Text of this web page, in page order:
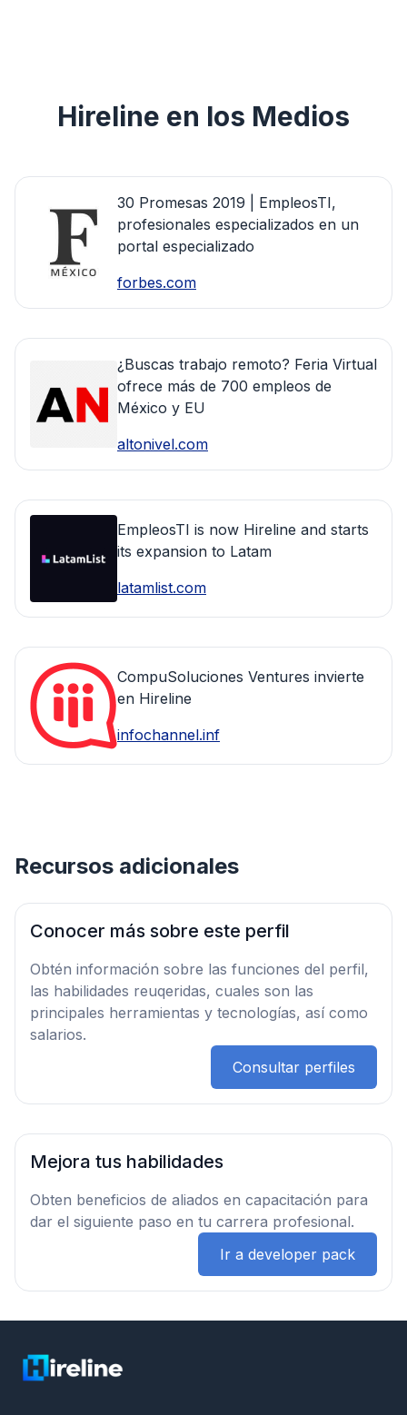
Hireline en los Medios
30 Promesas 2019 | EmpleosTI,
profesionales especializados en un
portal especializado
forbes.com
¿Buscas trabajo remoto? Feria Virtual
ofrece más de 700 empleos de
México y EU
altonivel.com
EmpleosTI is now Hireline and starts
its expansion to Latam
latamlist.com
CompuSoluciones Ventures invierte
en Hireline
infochannel.inf
Recursos adicionales
Conocer más sobre este perfil
Obtén información sobre las funciones del perfil,
las habilidades reuqeridas, cuales son las
principales herramientas y tecnologías, así como
salarios.
Consultar perfiles
Mejora tus habilidades
Obten beneficios de aliados en capacitación para
dar el siguiente paso en tu carrera profesional.
Ir a developer pack